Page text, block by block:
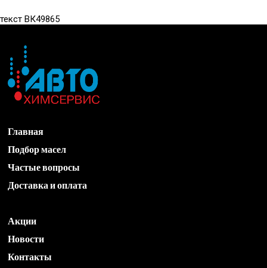
текст ВК49865
Главная
Подбор масел
Частые вопросы
Доставка и оплата
Акции
Новости
Контакты